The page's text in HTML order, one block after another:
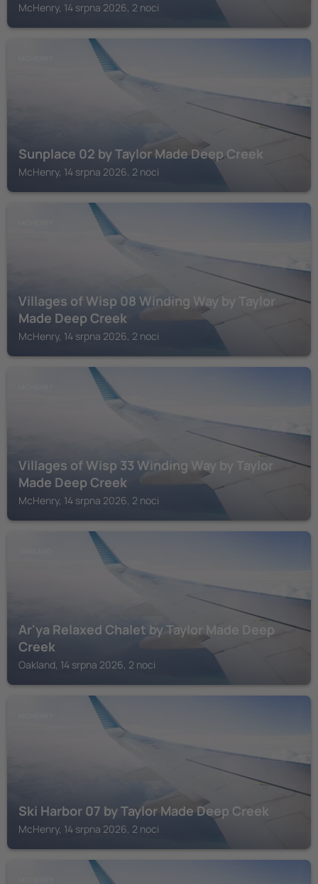
McHenry, 14 srpna 2026, 2 noci
Sunplace 02 by Taylor Made Deep Creek
McHenry, 14 srpna 2026, 2 noci
Villages of Wisp 08 Winding Way by Taylor
Made Deep Creek
McHenry, 14 srpna 2026, 2 noci
Villages of Wisp 33 Winding Way by Taylor
Made Deep Creek
McHenry, 14 srpna 2026, 2 noci
Ar'ya Relaxed Chalet by Taylor Made Deep
Creek
Oakland, 14 srpna 2026, 2 noci
Ski Harbor 07 by Taylor Made Deep Creek
McHenry, 14 srpna 2026, 2 noci